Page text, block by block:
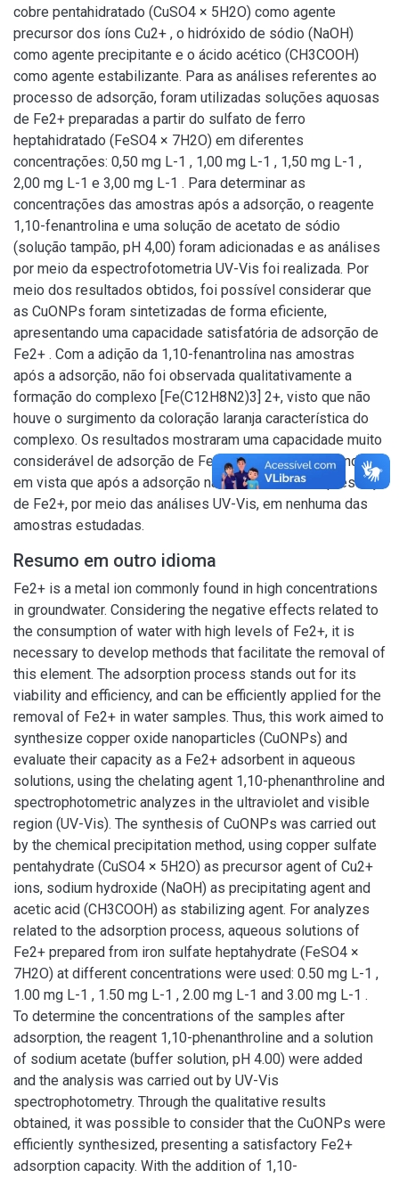
cobre pentahidratado (CuSO4 × 5H2O) como agente
precursor dos íons Cu2+ , o hidróxido de sódio (NaOH)
como agente precipitante e o ácido acético (CH3COOH)
como agente estabilizante. Para as análises referentes ao
processo de adsorção, foram utilizadas soluções aquosas
de Fe2+ preparadas a partir do sulfato de ferro
heptahidratado (FeSO4 × 7H2O) em diferentes
concentrações: 0,50 mg L-1 , 1,00 mg L-1 , 1,50 mg L-1 ,
2,00 mg L-1 e 3,00 mg L-1 . Para determinar as
concentrações das amostras após a adsorção, o reagente
1,10-fenantrolina e uma solução de acetato de sódio
(solução tampão, pH 4,00) foram adicionadas e as análises
por meio da espectrofotometria UV-Vis foi realizada. Por
meio dos resultados obtidos, foi possível considerar que
as CuONPs foram sintetizadas de forma eficiente,
apresentando uma capacidade satisfatória de adsorção de
Fe2+ . Com a adição da 1,10-fenantrolina nas amostras
após a adsorção, não foi observada qualitativamente a
formação do complexo [Fe(C12H8N2)3] 2+, visto que não
houve o surgimento da coloração laranja característica do
complexo. Os resultados mostraram uma capacidade muito
considerável de adsorção de Fe2+ pelas CuONPs, tendo
em vista que após a adsorção não foi detectada a presença
de Fe2+, por meio das análises UV-Vis, em nenhuma das
amostras estudadas.
Resumo em outro idioma
Fe2+ is a metal ion commonly found in high concentrations
in groundwater. Considering the negative effects related to
the consumption of water with high levels of Fe2+, it is
necessary to develop methods that facilitate the removal of
this element. The adsorption process stands out for its
viability and efficiency, and can be efficiently applied for the
removal of Fe2+ in water samples. Thus, this work aimed to
synthesize copper oxide nanoparticles (CuONPs) and
evaluate their capacity as a Fe2+ adsorbent in aqueous
solutions, using the chelating agent 1,10-phenanthroline and
spectrophotometric analyzes in the ultraviolet and visible
region (UV-Vis). The synthesis of CuONPs was carried out
by the chemical precipitation method, using copper sulfate
pentahydrate (CuSO4 × 5H2O) as precursor agent of Cu2+
ions, sodium hydroxide (NaOH) as precipitating agent and
acetic acid (CH3COOH) as stabilizing agent. For analyzes
related to the adsorption process, aqueous solutions of
Fe2+ prepared from iron sulfate heptahydrate (FeSO4 ×
7H2O) at different concentrations were used: 0.50 mg L-1 ,
1.00 mg L-1 , 1.50 mg L-1 , 2.00 mg L-1 and 3.00 mg L-1 .
To determine the concentrations of the samples after
adsorption, the reagent 1,10-phenanthroline and a solution
of sodium acetate (buffer solution, pH 4.00) were added
and the analysis was carried out by UV-Vis
spectrophotometry. Through the qualitative results
obtained, it was possible to consider that the CuONPs were
efficiently synthesized, presenting a satisfactory Fe2+
adsorption capacity. With the addition of 1,10-